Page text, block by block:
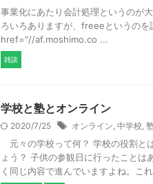
事業化にあたり会計処理というのが
ろいろありますが、freeeというの
href="//af.moshimo.co ...
雑談
学校と塾とオンライン
2020/7/25 オンライン, 中学校,
元々の学校って何？ 学校の役割と
ょう？ 子供の参観日に行ったこと
く同じ内容で進んでいますよね。こ